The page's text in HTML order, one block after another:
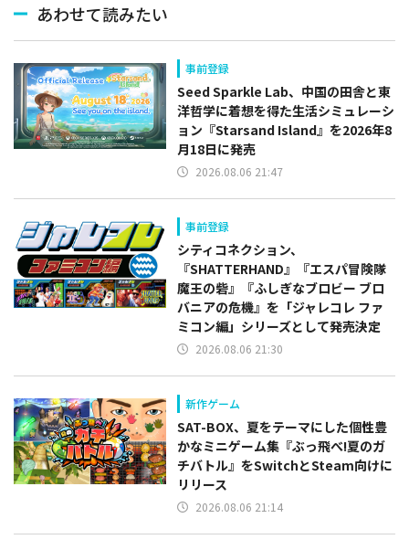
あわせて読みたい
事前登録
Seed Sparkle Lab、中国の田舎と東
洋哲学に着想を得た生活シミュレーシ
ョン『Starsand Island』を2026年8
月18日に発売
2026.08.06 21:47
事前登録
シティコネクション、
『SHATTERHAND』『エスパ冒険隊
魔王の砦』『ふしぎなブロビー ブロ
バニアの危機』を「ジャレコレ ファ
ミコン編」シリーズとして発売決定
2026.08.06 21:30
新作ゲーム
SAT-BOX、夏をテーマにした個性豊
かなミニゲーム集『ぶっ飛べ!夏のガ
チバトル』をSwitchとSteam向けに
リリース
2026.08.06 21:14